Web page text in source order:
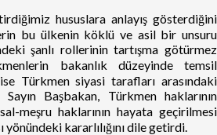
hususlara anlayış gösterdiğini
bu ülkenin köklü ve asil bir unsuru
şanlı rollerinin tartışma götürmez
bakanlık düzeyinde temsil
Türkmen siyasi tarafları arasındaki
Sayın Başbakan, Türkmen haklarının
meşru haklarının hayata geçirilmesi
yönündeki kararlılığını dile getirdi.